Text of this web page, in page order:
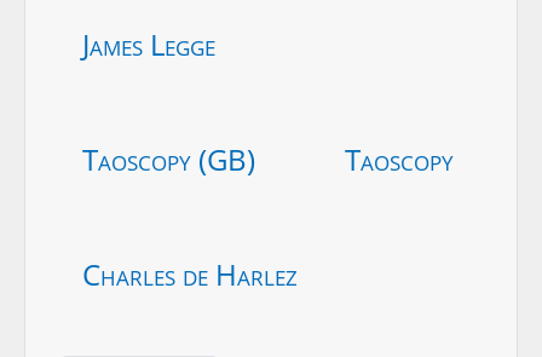
James Legge
Taoscopy (GB) Taoscopy
Charles de Harlez